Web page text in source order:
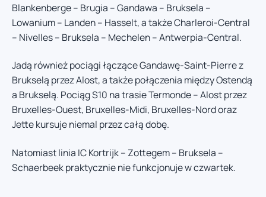
Blankenberge – Brugia – Gandawa – Bruksela –
Lowanium – Landen – Hasselt, a także Charleroi-Central
– Nivelles – Bruksela – Mechelen – Antwerpia-Central.
Jadą również pociągi łączące Gandawę-Saint-Pierre z
Brukselą przez Alost, a także połączenia między Ostendą
a Brukselą. Pociąg S10 na trasie Termonde – Alost przez
Bruxelles-Ouest, Bruxelles-Midi, Bruxelles-Nord oraz
Jette kursuje niemal przez całą dobę.
Natomiast linia IC Kortrijk – Zottegem – Bruksela –
Schaerbeek praktycznie nie funkcjonuje w czwartek.